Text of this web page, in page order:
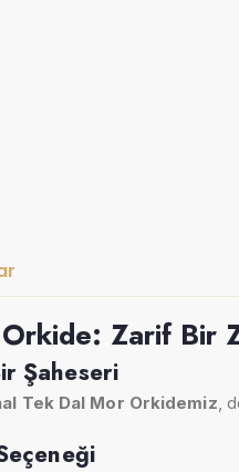
Zarif Bir
Şaheseri
Tek Dal Mor Orkidemiz ,